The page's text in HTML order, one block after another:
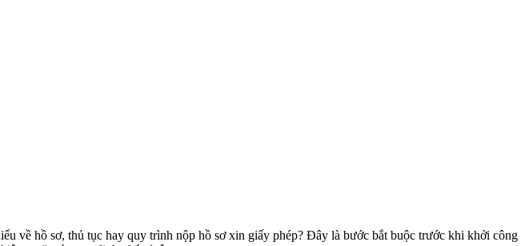
về hồ sơ, thủ tục hay quy trình nộp hồ sơ xin giấy phép? Đây là bước bắt buộc trước khi khởi công